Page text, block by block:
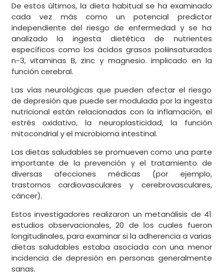
De estos últimos, la dieta habitual se ha examinado
cada vez más como un potencial predictor
independiente del riesgo de enfermedad y se ha
analizado la ingesta dietética de nutrientes
específicos como los ácidos grasos poliinsaturados
n-3, vitaminas B, zinc y magnesio. implicado en la
función cerebral.
Las vías neurológicas que pueden afectar el riesgo
de depresión que puede ser modulada por la ingesta
nutricional están relacionadas con la inflamación, el
estrés oxidativo, la neuroplasticidad, la función
mitocondrial y el microbioma intestinal.
Las dietas saludables se promueven como una parte
importante de la prevención y el tratamiento de
diversas afecciones médicas (por ejemplo,
trastornos cardiovasculares y cerebrovasculares,
cáncer).
Estos investigadores realizaron un metanálisis de 41
estudios observacionales, 20 de los cuales fueron
longitudinales, para examinar si la adherencia a varias
dietas saludables estaba asociada con una menor
incidencia de depresión en personas generalmente
sanas.